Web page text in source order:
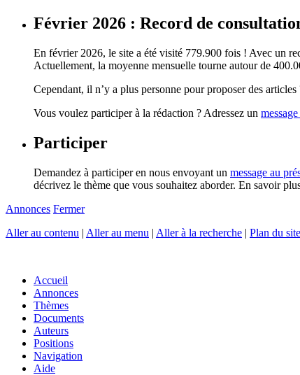
Février 2026 : Record de
En février 2026, le site a été visité 779.900 fois ! Avec un
Actuellement, la moyenne mensuelle tourne autour de
Cependant, il n’y a plus personne pour proposer des
Vous voulez participer à la rédaction ? Adressez un
Participer
Demandez à participer en nous envoyant un message au
décrivez le thème que vous souhaitez aborder. En savoir
Annonces Fermer
Aller au contenu | Aller au menu | Aller à la recherche | Plan du site
Accueil
Annonces
Thèmes
Documents
Auteurs
Positions
Navigation
Aide